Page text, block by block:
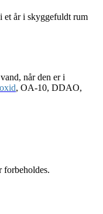
et år i skyggefuldt rum
når den er i
, OA-10, DDAO,